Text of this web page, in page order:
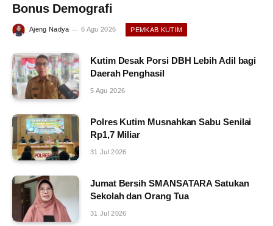
Bonus Demografi
Ajeng Nadya 6 Agu 2026 PEMKAB KUTIM
Kutim Desak Porsi DBH Lebih Adil bagi
Daerah Penghasil
5 Agu 2026
Polres Kutim Musnahkan Sabu Senilai
Rp1,7 Miliar
31 Jul 2026
Jumat Bersih SMANSATARA Satukan
Sekolah dan Orang Tua
31 Jul 2026